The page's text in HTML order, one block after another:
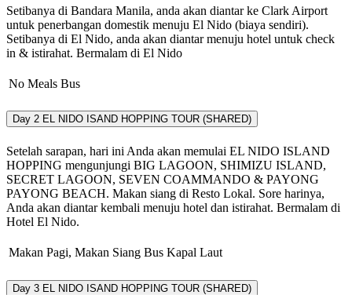
Setibanya di Bandara Manila, anda akan diantar ke Clark Airport
untuk penerbangan domestik menuju El Nido (biaya sendiri).
Setibanya di El Nido, anda akan diantar menuju hotel untuk check
in & istirahat. Bermalam di El Nido
No Meals Bus
Day 2 EL NIDO ISAND HOPPING TOUR (SHARED)
Setelah sarapan, hari ini Anda akan memulai EL NIDO ISLAND
HOPPING mengunjungi BIG LAGOON, SHIMIZU ISLAND,
SECRET LAGOON, SEVEN COAMMANDO & PAYONG
PAYONG BEACH. Makan siang di Resto Lokal. Sore harinya,
Anda akan diantar kembali menuju hotel dan istirahat. Bermalam di
Hotel El Nido.
Makan Pagi, Makan Siang Bus Kapal Laut
Day 3 EL NIDO ISAND HOPPING TOUR (SHARED)